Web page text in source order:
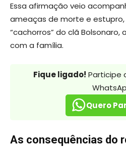
Essa afirmação veio
ameaças de morte e
“cachorros” do clã
com a família.
Fique ligado! Participe
Quero
As consequências do